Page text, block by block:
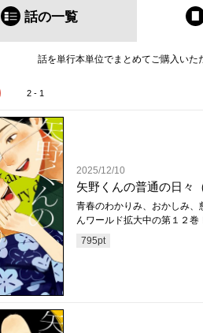
話の一覧
話を単行本単位でまとめてご購入いた
2 - 1
2025/12/10
矢野くんの普通の日々
青春のわかりみ、おかしみ
んワールド拡大中の第１２巻
795pt